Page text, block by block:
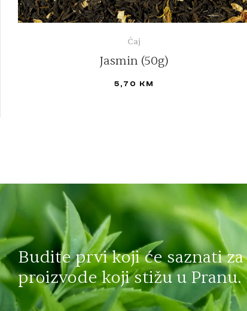
Čaj
Jasmin (50g)
5,70 KM
Budite prvi koji će saznati
proizvode koji stižu u Pranu.